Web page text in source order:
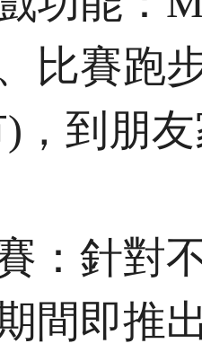
比賽跑
，到朋
：針對
間即推